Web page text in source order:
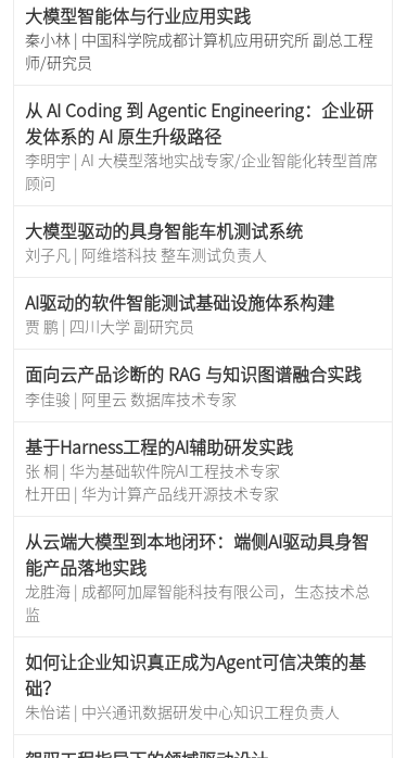
大模型智能体与行业应用实践
秦小林 | 中国科学院成都计算机应用研究所 副总工程
师/研究员
从 AI Coding 到 Agentic Engineering：企业研
发体系的 AI 原生升级路径
李明宇 | AI 大模型落地实战专家/企业智能化转型首席
顾问
大模型驱动的具身智能车机测试系统
刘子凡 | 阿维塔科技 整车测试负责人
AI驱动的软件智能测试基础设施体系构建
贾 鹏 | 四川大学 副研究员
面向云产品诊断的 RAG 与知识图谱融合实践
李佳骏 | 阿里云 数据库技术专家
基于Harness工程的AI辅助研发实践
张 桐 | 华为基础软件院AI工程技术专家
杜开田 | 华为计算产品线开源技术专家
从云端大模型到本地闭环：端侧AI驱动具身智
能产品落地实践
龙胜海 | 成都阿加犀智能科技有限公司，生态技术总
监
如何让企业知识真正成为Agent可信决策的基
础？
朱怡诺 | 中兴通讯数据研发中心知识工程负责人